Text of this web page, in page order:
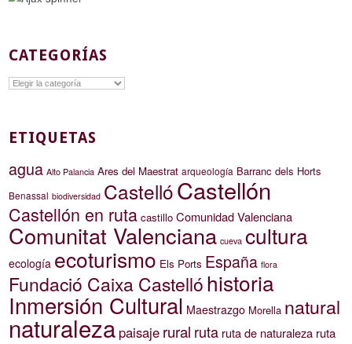
CATEGORÍAS
Categorías
ETIQUETAS
agua Alto Palancia Ares del Maestrat arqueología Barranc dels Horts
Benassal biodiversidad CastellóCastellón
Castellón en ruta castillo Comunidad Valenciana
Comunitat Valenciana cueva cultura
ecología ecoturismo Els Ports España flora
Fundació Caixa Castellóhistoria
Inmersión Cultural Maestrazgo Morella natural
naturaleza paisaje rural ruta ruta de naturaleza ruta